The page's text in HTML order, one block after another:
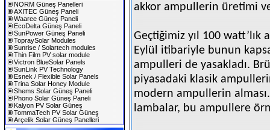
NORM Güneş Panelleri
AXITEC Güneş Paneli
Waaree Güneş Paneli
EcoDelta Güneş Paneli
SunPower Güneş Paneli
TopraySolar Modules
Sunrise / Solartech modules
Thin Film PV solar module
Victron BlueSolar Panels
SunLink PV Technology
Esnek / Flexible Solar Panels
Trina Solar Honey Module
Shems Solar Güneş Paneli
Phono Solar Güneş Paneli
Kalyon PV Solar Güneş
TommaTech PV Solar Güneş
Arçelik Solar Güneş Panelleri
akkor ampullerin üretimi
Geçtiğimiz yıl 100
Eylül itibariyle bunun
ampulleri de yasakladı.
piyasadaki klasik
modern ampullerin
lambalar, bu ampullere